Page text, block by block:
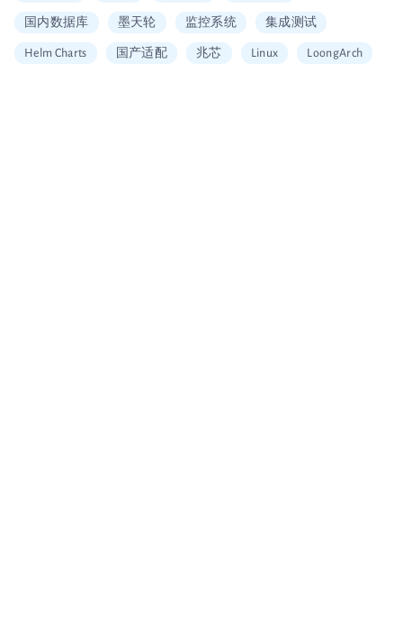
国内数据库 墨天轮 监控系统 集成测试
Helm Charts 国产适配 兆芯 Linux LoongArch